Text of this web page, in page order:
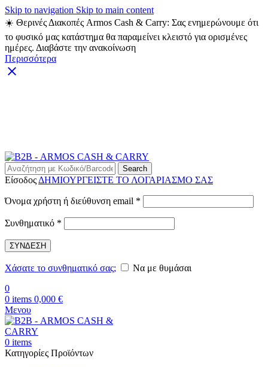
Skip to navigation Skip to main content
☀️ Θερινές Διακοπές Armos Cash & Carry: Σας ενημερώνουμε ότι
το φυσικό μας κατάστημα θα παραμείνει κλειστό για ορισμένες
ημέρες. Διαβάστε την ανακοίνωση
Περισσότερα
Search
Είσοδος ΔΗΜΙΟΥΡΓΕΙΣΤΕ ΤΟ ΛΟΓΑΡΙΑΣΜΟ ΣΑΣ
Όνομα χρήστη ή διεύθυνση email *
Συνθηματικό *
ΣΥΝΔΕΣΗ
Χάσατε το συνθηματικό σας;
Να με θυμάσαι
0
0 items 0,000 €
Μενου
0 items
Κατηγορίες Προϊόντων